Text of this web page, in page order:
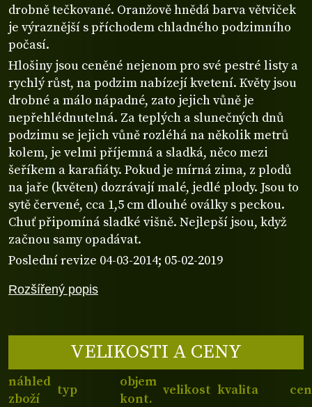
Rozšířený popis
drobně tečkované. Oranžově hnědá barva větviček
je výraznější s příchodem chladného podzimního
počasí.
Hlošiny jsou ceněné nejenom pro své pestré listy a
rychlý růst, na podzim nabízejí kvetení. Květy jsou
drobné a málo nápadné, zato jejich vůně je
nepřehlédnutelná. Za teplých a slunečných dnů
podzimu se jejich vůně rozléhá na několik metrů
kolem, je velmi příjemná a sladká, něco mezi
šeříkem a karafiáty. Pokud je mírná zima, z plodů
na jaře (květen) dozrávají malé, jedlé plody. Jsou to
sytě červené, cca 1,5 cm dlouhé oválky s peckou.
Chuť připomíná sladké višně. Nejlepší jsou, když
začnou samy opadávat.
Poslední revize 04-03-2014; 05-02-2019
VELIKOSTI A CENY
náhled
zboží
typ
objem
kont.
velikost kvalita